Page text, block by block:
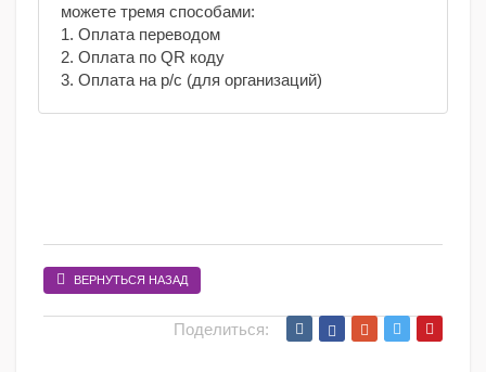
можете тремя способами:
1. Оплата переводом
2. Оплата по QR коду
3. Оплата на р/с (для организаций)
ВЕРНУТЬСЯ НАЗАД
Поделиться: